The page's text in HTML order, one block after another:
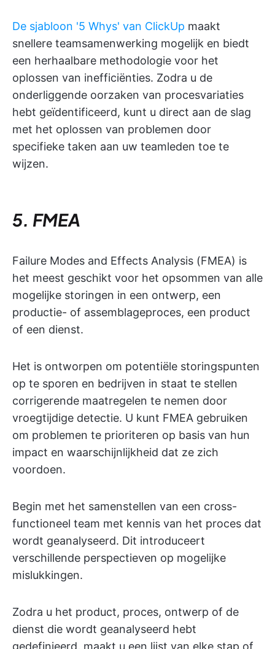
De sjabloon '5 Whys' van ClickUp maakt
snellere teamsamenwerking mogelijk en biedt
een herhaalbare methodologie voor het
oplossen van inefficiënties. Zodra u de
onderliggende oorzaken van procesvariaties
hebt geïdentificeerd, kunt u direct aan de slag
met het oplossen van problemen door
specifieke taken aan uw teamleden toe te
wijzen.
5. FMEA
Failure Modes and Effects Analysis (FMEA) is
het meest geschikt voor het opsommen van alle
mogelijke storingen in een ontwerp, een
productie- of assemblageproces, een product
of een dienst.
Het is ontworpen om potentiële storingspunten
op te sporen en bedrijven in staat te stellen
corrigerende maatregelen te nemen door
vroegtijdige detectie. U kunt FMEA gebruiken
om problemen te prioriteren op basis van hun
impact en waarschijnlijkheid dat ze zich
voordoen.
Begin met het samenstellen van een cross-
functioneel team met kennis van het proces dat
wordt geanalyseerd. Dit introduceert
verschillende perspectieven op mogelijke
mislukkingen.
Zodra u het product, proces, ontwerp of de
dienst die wordt geanalyseerd hebt
gedefinieerd, maakt u een lijst van elke stap of